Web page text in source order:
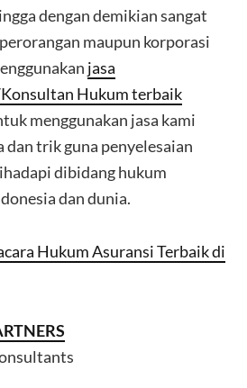
dengan demikian sangat
maupun korporasi
jasa
Hukum terbaik
menggunakan jasa kami
dan trik guna penyelesaian
dibidang hukum
dan dunia.
Hukum Asuransi Terbaik di